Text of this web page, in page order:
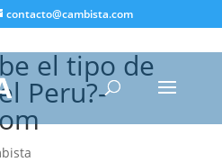
contacto@cambista.com
el tipo de
Peru?-